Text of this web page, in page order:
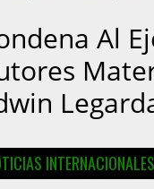
Al
INTERNACIONALES